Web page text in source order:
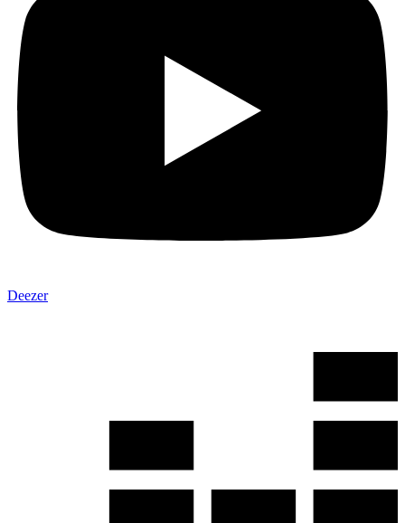
Deezer